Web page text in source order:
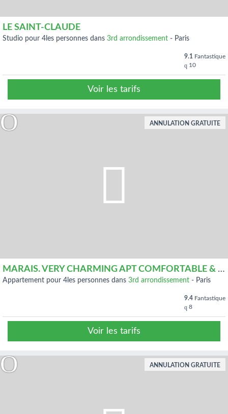
LE SAINT-CLAUDE
studio pour 4les personnes dans 3rd arrondissement - Paris
9.1 Fantastique
10
Voir les tarifs
MARAIS. VERY CHARMING APT COMFORTABLE & QUIET WITH INTERNET
appartement pour 4les personnes dans 3rd arrondissement - Paris
9.4 Fantastique
8
Voir les tarifs
ANNULATION GRATUITE
ANNULATION GRATUITE